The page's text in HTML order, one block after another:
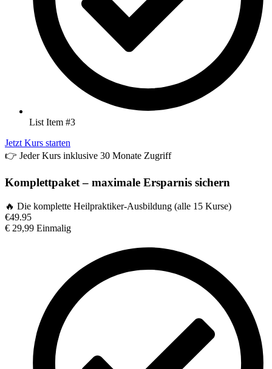
List Item #3
Jetzt Kurs starten
👉 Jeder Kurs inklusive 30 Monate Zugriff
Komplettpaket – maximale Ersparnis sichern
🔥 Die komplette Heilpraktiker-Ausbildung (alle 15 Kurse)
€49.95
€ 29,99 Einmalig